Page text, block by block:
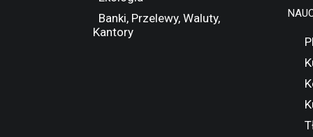
Banki, Przelewy, Waluty,
Kantory